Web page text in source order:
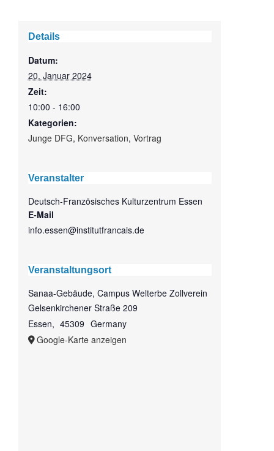
Details
Datum:
20. Januar 2024
Zeit:
10:00 - 16:00
Kategorien:
Junge DFG, Konversation, Vortrag
Veranstalter
Deutsch-Französisches Kulturzentrum Essen
E-Mail
info.essen@institutfrancais.de
Veranstaltungsort
Sanaa-Gebäude, Campus Welterbe Zollverein
Gelsenkirchener Straße 209
Essen, 45309 Germany
Google-Karte anzeigen